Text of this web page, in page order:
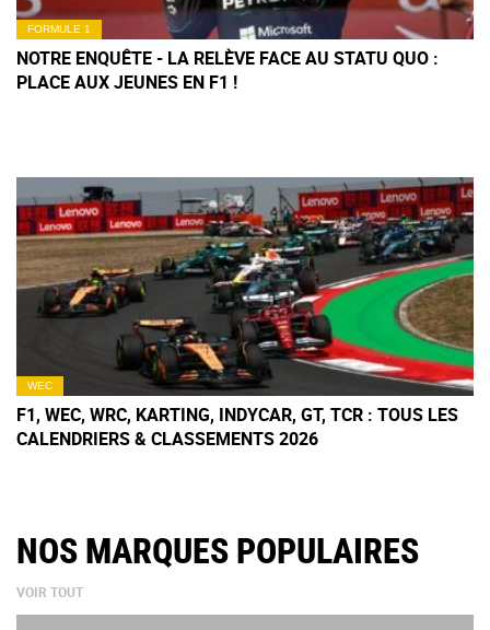
FORMULE 1
NOTRE ENQUÊTE - LA RELÈVE FACE AU STATU QUO :
PLACE AUX JEUNES EN F1 !
WEC
F1, WEC, WRC, KARTING, INDYCAR, GT, TCR : TOUS LES
CALENDRIERS & CLASSEMENTS 2026
NOS MARQUES POPULAIRES
VOIR TOUT